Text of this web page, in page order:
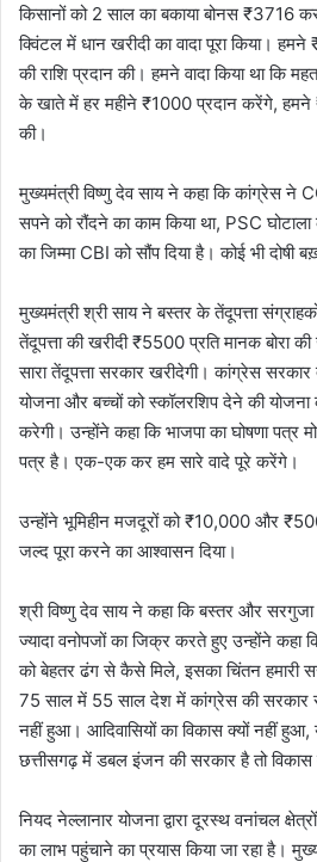
किसानों को 2 साल का बकाया बोनस ₹3716
क्विंटल में धान खरीदी का वादा पूरा किया।
की राशि प्रदान की। हमने वादा किया था कि
के खाते में हर महीने ₹1000 प्रदान करेंगे, हमने
की।
मुख्यमंत्री विष्णु देव साय ने कहा कि कांग्रेस ने
सपने को रौंदने का काम किया था, PSC
का जिम्मा CBI को सौंप दिया है। कोई भी दोषी
मुख्यमंत्री श्री साय ने बस्तर के तेंदूपत्ता
तेंदूपत्ता की खरीदी ₹5500 प्रति मानक बोरा
सारा तेंदूपत्ता सरकार खरीदेगी। कांग्रेस सरकार
योजना और बच्चों को स्कॉलरशिप देने की
करेगी। उन्होंने कहा कि भाजपा का घोषणा पत्र
पत्र है। एक-एक कर हम सारे वादे पूरे करेंगे।
उन्होंने भूमिहीन मजदूरों को ₹10,000 और
जल्द पूरा करने का आश्वासन दिया।
श्री विष्णु देव साय ने कहा कि बस्तर और
ज्यादा वनोपजों का जिक्र करते हुए उन्होंने कहा
को बेहतर ढंग से कैसे मिले, इसका चिंतन हमारी
75 साल में 55 साल देश में कांग्रेस की सरकार
नहीं हुआ। आदिवासियों का विकास क्यों नहीं
छत्तीसगढ़ में डबल इंजन की सरकार है तो विकास
नियद नेल्लानार योजना द्वारा दूरस्थ वनांचल
का लाभ पहुंचाने का प्रयास किया जा रहा है।